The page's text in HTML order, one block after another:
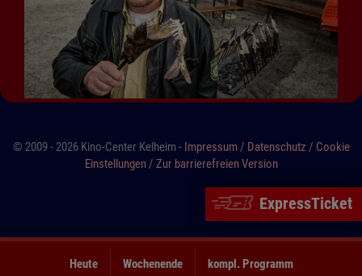
Heute Wochenende kompl. Programm
ExpressTicket
© 2009 - 2026 Kino-Center Kelheim - Impressum/ Datenschutz / Cookie
Einstellungen/ Zur barrierefreien Version